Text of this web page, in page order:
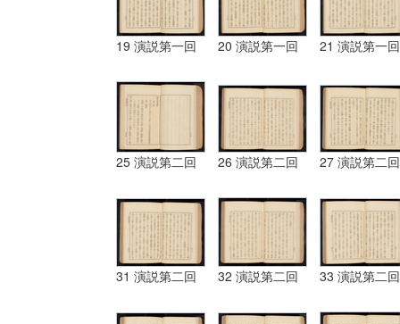
19 演説第一回 20 演説第一回 21 演説第一回
25 演説第二回 26 演説第二回 27 演説第二回
31 演説第二回 32 演説第二回 33 演説第二回